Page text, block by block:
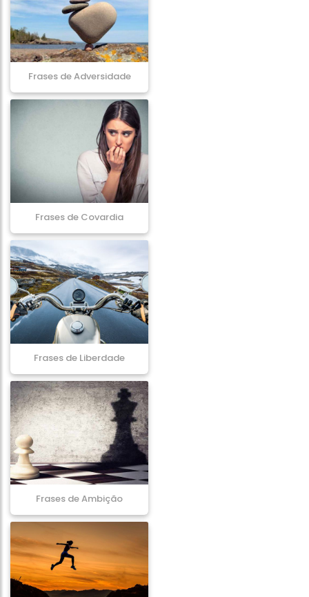
Frases de Adversidade
Frases de Covardia
Frases de Liberdade
Frases de Ambição